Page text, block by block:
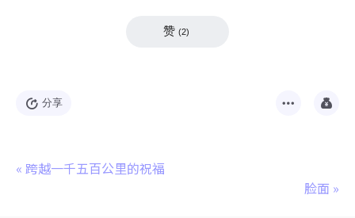
赞 (2)
分享
« 跨越一千五百公里的祝福
脸面 »